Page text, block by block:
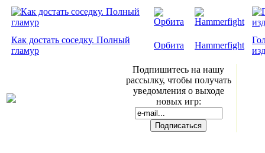
Как достать соседку. Полный
гламур
Орбита Hammerfight
Подпишитесь на нашу
рассылку, чтобы получать
уведомления о выходе
новых игр: